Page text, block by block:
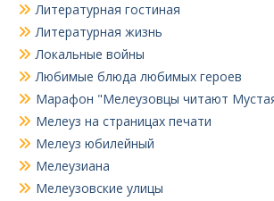
Литературная гостиная
Литературная жизнь
Локальные войны
Любимые блюда любимых героев
Марафон "Мелеузовцы читают
Мелеуз на страницах печати
Мелеуз юбилейный
Мелеузиана
Мелеузовские улицы